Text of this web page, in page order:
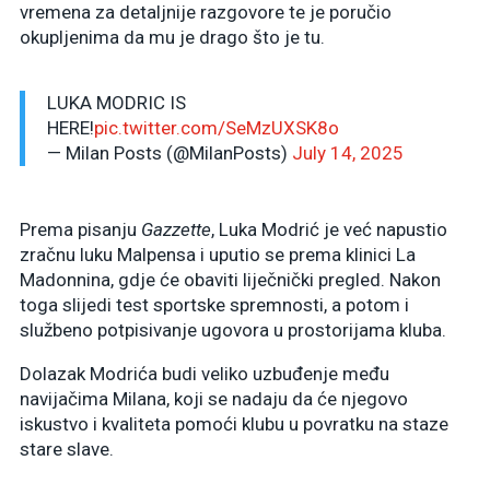
vremena za detaljnije razgovore te je poručio
okupljenima da mu je drago što je tu.
LUKA MODRIC IS
HERE!pic.twitter.com/SeMzUXSK8o
— Milan Posts (@MilanPosts) July 14, 2025
Prema pisanju Gazzette, Luka Modrić je već napustio
zračnu luku Malpensa i uputio se prema klinici La
Madonnina, gdje će obaviti liječnički pregled. Nakon
toga slijedi test sportske spremnosti, a potom i
službeno potpisivanje ugovora u prostorijama kluba.
Dolazak Modrića budi veliko uzbuđenje među
navijačima Milana, koji se nadaju da će njegovo
iskustvo i kvaliteta pomoći klubu u povratku na staze
stare slave.